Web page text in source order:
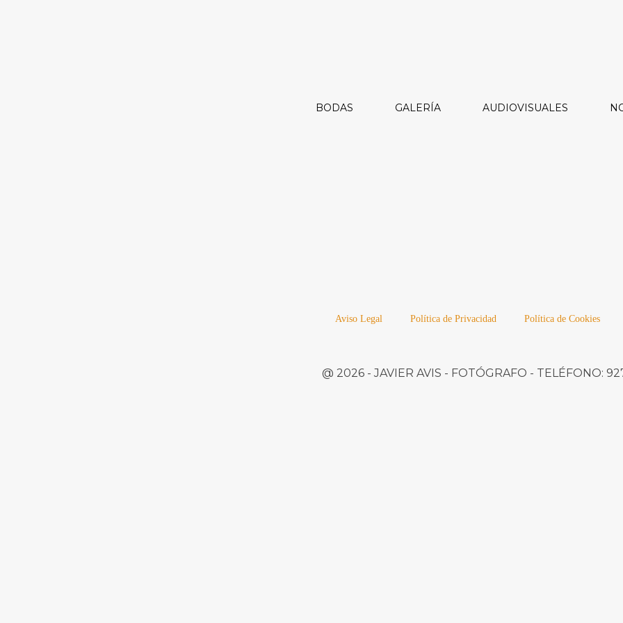
BODAS GALERÍA AUDIOVISUALES
Aviso Legal Política de Privacidad Política de Cookies
@ 2026 -JAVIER AVIS - FOTÓGRAFO - TELÉFONO: